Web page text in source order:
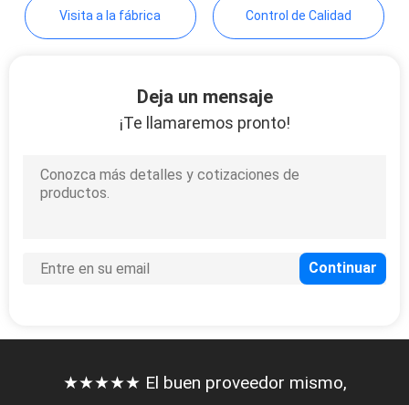
PRIVACIDAD
Visita a la fábrica Control de Calidad
Deja un mensaje
¡Te llamaremos pronto!
★★★★★ El buen proveedor mismo,